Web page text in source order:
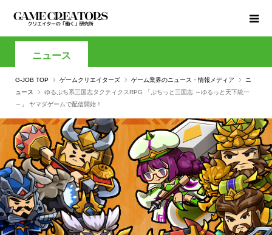
ニュース
G-JOB TOP ゲームクリエイターズ ゲーム業界のニュース・情報メディア
ニ
ュース
ゆるぷち系三国志タクティクスRPG 「ぷちっと三国志 ～ゆるっと天下統一
～」 ヤマダゲームで配信開始！